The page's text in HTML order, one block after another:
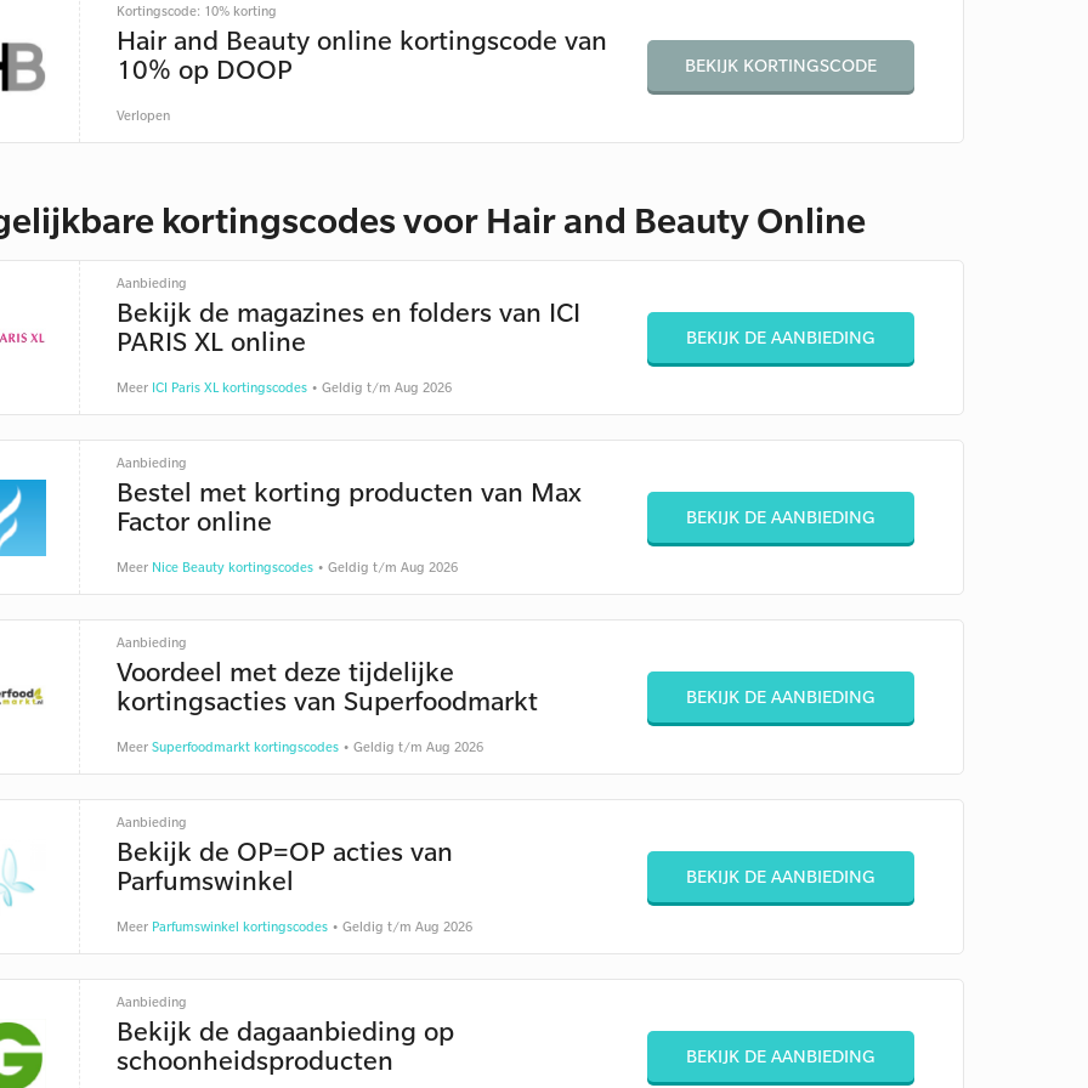
Kortingscode: 10% korting
Hair and Beauty online kortingscode van
10% op DOOP
Verlopen
BEKIJK KORTINGSCODE
kortingscodes voor Hair and Beauty Online
Aanbieding
Bekijk de magazines en folders van ICI
PARIS XL online
Meer ICI Paris XL kortingscodes• Geldig t/m Aug 2026
BEKIJK DE AANBIEDING
Aanbieding
Bestel met korting producten van Max
Factor online
Meer Nice Beauty kortingscodes• Geldig t/m Aug 2026
BEKIJK DE AANBIEDING
Aanbieding
Voordeel met deze tijdelijke
kortingsacties van Superfoodmarkt
Meer Superfoodmarkt kortingscodes• Geldig t/m Aug 2026
BEKIJK DE AANBIEDING
Aanbieding
Bekijk de OP=OP acties van
Parfumswinkel
Meer Parfumswinkel kortingscodes• Geldig t/m Aug 2026
BEKIJK DE AANBIEDING
Aanbieding
Bekijk de dagaanbieding op
schoonheidsproducten
BEKIJK DE AANBIEDING